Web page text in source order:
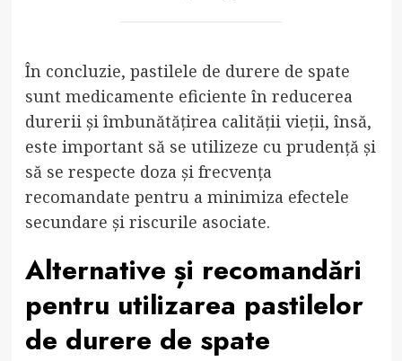
În concluzie, pastilele de durere de spate
sunt medicamente eficiente în reducerea
durerii și îmbunătățirea calității vieții, însă,
este important să se utilizeze cu prudență și
să se respecte doza și frecvența
recomandate pentru a minimiza efectele
secundare și riscurile asociate.
Alternative și recomandări
pentru utilizarea pastilelor
de durere de spate